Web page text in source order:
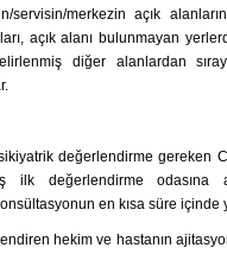
servisin/merkezin açık
açık alanı bulunmayan
diğer alanlardan
değerlendirme gereken
ilk değerlendirme odasına
en kısa süre içinde
hekim ve hastanın